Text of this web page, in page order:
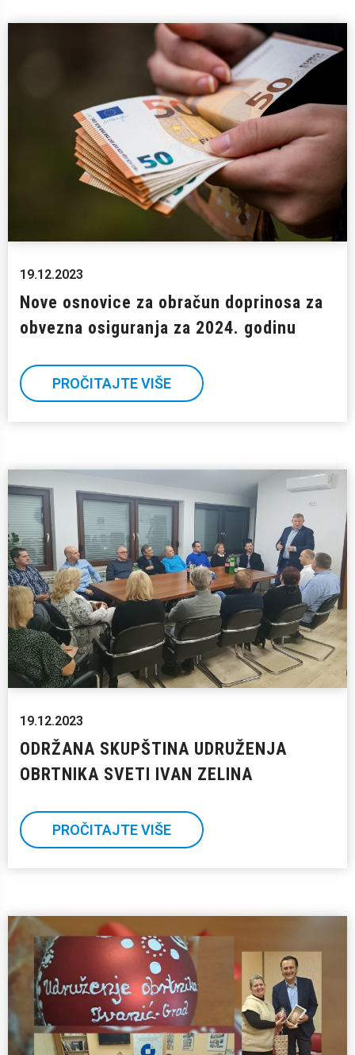
19.12.2023
Nove osnovice za obračun doprinosa za
obvezna osiguranja za 2024. godinu
PROČITAJTE VIŠE
19.12.2023
ODRŽANA SKUPŠTINA UDRUŽENJA
OBRTNIKA SVETI IVAN ZELINA
PROČITAJTE VIŠE